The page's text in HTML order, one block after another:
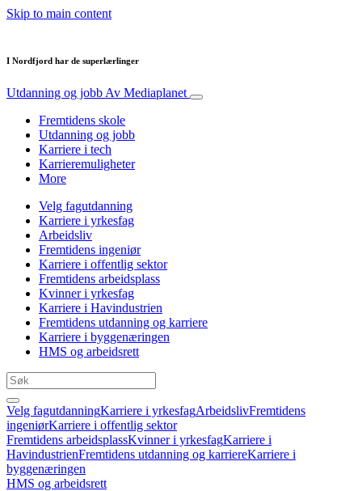
Skip to main content
I Nordfjord har de superlærlinger
Utdanning og jobb Av Mediaplanet
Fremtidens skole
Utdanning og jobb
Karriere i tech
Karrieremuligheter
More
Velg fagutdanning
Karriere i yrkesfag
Arbeidsliv
Fremtidens ingeniør
Karriere i offentlig sektor
Fremtidens arbeidsplass
Kvinner i yrkesfag
Karriere i Havindustrien
Fremtidens utdanning og karriere
Karriere i byggenæringen
HMS og arbeidsrett
Velg fagutdanningKarriere i yrkesfagArbeidslivFremtidens
ingeniørKarriere i offentlig sektor
Fremtidens arbeidsplassKvinner i yrkesfagKarriere i
HavindustrienFremtidens utdanning og karriereKarriere i
byggenæringen
HMS og arbeidsrett